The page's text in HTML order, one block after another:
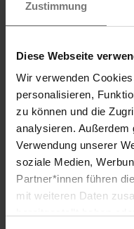
Zustimmung
Diese Webseite
Wir verwenden
personalisieren,
zu können und die
analysieren. Außerdem
Verwendung unserer
soziale Medien,
Partner*innen führen
mit weiteren Daten
Berger